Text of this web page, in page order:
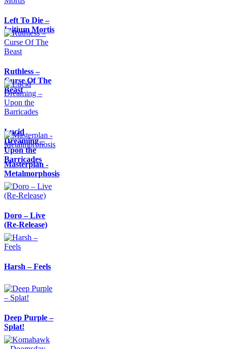
Left To Die –
Initium Mortis
Ruthless –
Curse Of The
Beast
Lucid
Dreaming –
Upon the
Barricades
Masterplan -
Metalmorphosis
Doro – Live
(Re-Release)
Harsh – Feels
Deep Purple –
Splat!